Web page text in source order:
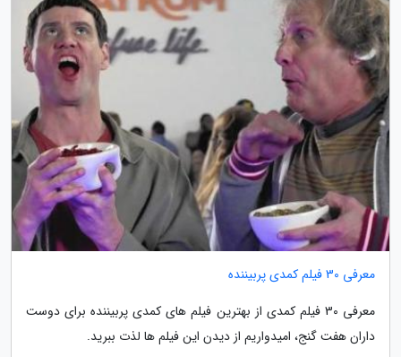
معرفی 30 فیلم کمدی پربیننده
معرفی 30 فیلم کمدی از بهترین فیلم های کمدی پربیننده برای دوست
داران هفت گنج، امیدواریم از دیدن این فیلم ها لذت ببرید.